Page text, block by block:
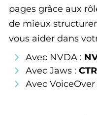
pages grâce aux
de mieux
vous aider dans
Avec NVDA :
Avec Jaws :
Avec VoiceOver